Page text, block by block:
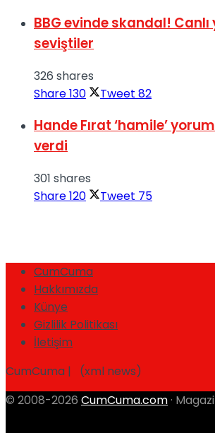
BBG evinde skandal! Canlı
seviştiler
326 shares
Share130 Tweet 82
Hande Fırat ‘hamile’
verdi
301 shares
Share120 Tweet 75
CumCuma
Hakkımızda
Künye
Gizlilik Politikası
İletişim
CumCuma | (xml news)
© 2008-2026 CumCuma.com ·